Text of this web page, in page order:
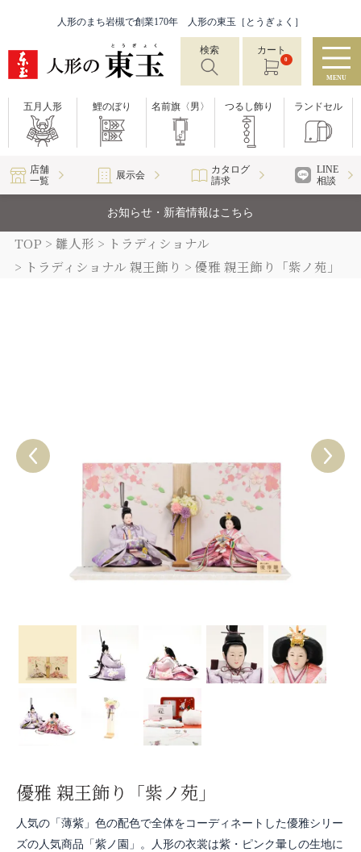
人形のまち岩槻で創業170年 人形の東玉［とうぎょく］
検索 カート
0
MENU
五月人形 鯉のぼり 名前旗〈男〉 つるし飾り ランドセル
店舗
一覧
展示会
カタログ
請求
LINE
相談
お知らせ・新着情報はこちら
TOP 雛人形
トラディショナル
トラディショナル 親王飾り
優雅 親王飾り「紫ノ苑」
優雅 親王飾り「紫ノ苑」
人気の「薄紫」色の配色で全体をコーディネートした優雅シリー
ズの人気商品「紫ノ園」。人形の衣裳は紫・ピンク暈しの生地に